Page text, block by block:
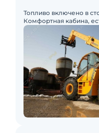
Топливо включено в
Комфортная кабина,